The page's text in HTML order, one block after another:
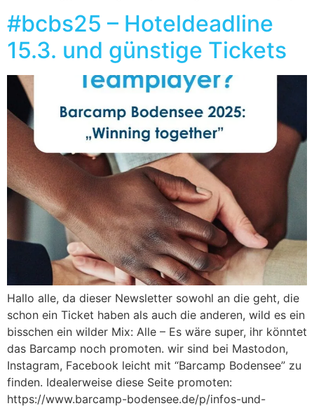
#bcbs25 – Hoteldeadline
15.3. und günstige Tickets
Hallo alle, da dieser Newsletter sowohl an die geht, die
schon ein Ticket haben als auch die anderen, wild es ein
bisschen ein wilder Mix: Alle – Es wäre super, ihr könntet
das Barcamp noch promoten. wir sind bei Mastodon,
Instagram, Facebook leicht mit “Barcamp Bodensee” zu
finden. Idealerweise diese Seite promoten:
https://www.barcamp-bodensee.de/p/infos-und-